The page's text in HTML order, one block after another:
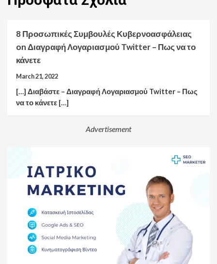
8 Προσωπικές Συμβουλές Κυβερνοασφάλειας
onΔιαγραφή Λογαριασμού Twitter – Πως να το
κάνετε
March 21, 2022
[…] Διαβάστε – Διαγραφή Λογαριασμού Twitter – Πως
να το κάνετε […]
Advertisement